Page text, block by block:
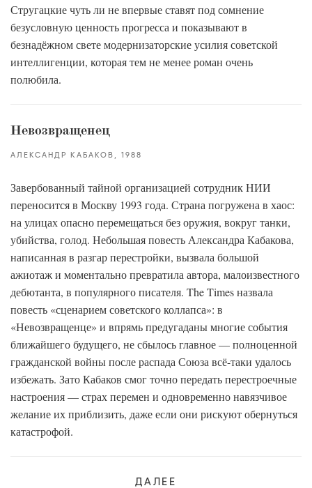
Стругацкие чуть ли не впервые ставят под сомнение
безусловную ценность прогресса и показывают в
безнадёжном свете модернизаторские усилия советской
интеллигенции, которая тем не менее роман очень
полюбила.
Невозвращенец
АЛЕКСАНДР КАБАКОВ 1988
Завербованный тайной организацией сотрудник НИИ
переносится в Москву 1993 года. Страна погружена в хаос:
на улицах опасно перемещаться без оружия, вокруг танки,
убийства, голод. Небольшая повесть Александра Кабакова,
написанная в разгар перестройки, вызвала большой
ажиотаж и моментально превратила автора, малоизвестного
дебютанта, в популярного писателя. The Times назвала
повесть «сценарием советского коллапса»: в
«Невозвращенце» и впрямь предугаданы многие события
ближайшего будущего, не сбылось главное — полноценной
гражданской войны после распада Союза всё-таки удалось
избежать. Зато Кабаков смог точно передать перестроечные
настроения — страх перемен и одновременно навязчивое
желание их приблизить, даже если они рискуют обернуться
катастрофой.
ДАЛЕЕ